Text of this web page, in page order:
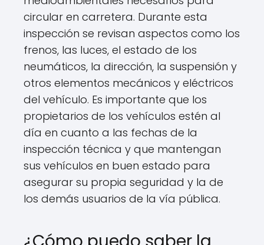
circular en carretera. Durante esta
inspección se revisan aspectos como los
frenos, las luces, el estado de los
neumáticos, la dirección, la suspensión y
otros elementos mecánicos y eléctricos
del vehículo. Es importante que los
propietarios de los vehículos estén al
día en cuanto a las fechas de la
inspección técnica y que mantengan
sus vehículos en buen estado para
asegurar su propia seguridad y la de
los demás usuarios de la vía pública.